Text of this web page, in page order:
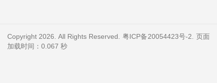
Copyright 2026. All Rights Reserved. 粤ICP备20054423号-2 . 页面
加载时间：0.067 秒